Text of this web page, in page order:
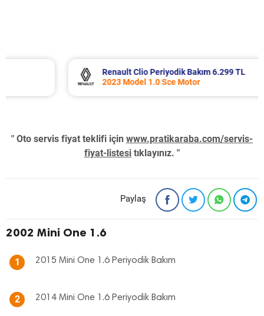
Renault Clio Periyodik Bakım 6.299 TL
2023 Model 1.0 Sce Motor
" Oto servis fiyat teklifi için www.pratikaraba.com/servis-
fiyat-listesi tıklayınız. "
Paylaş
2002 Mini One 1.6
1 2015 Mini One 1.6 Periyodik Bakım
2 2014 Mini One 1.6 Periyodik Bakım